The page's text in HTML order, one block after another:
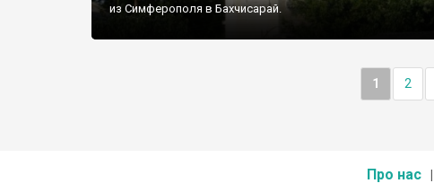
из Симферополя в Бахчисарай.
1 2
Про нас